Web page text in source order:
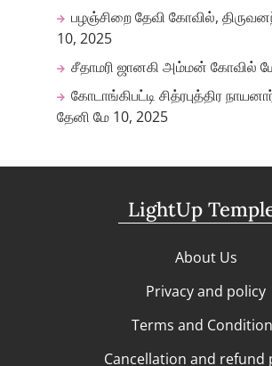
பழஞ்சிறை தேவி கோவில்,
10, 2025
சீதாமரி ஜானகி அம்மன் கோவில்
கோடாங்கிபட்டி சித்ரபுத்திர
தேனி மே 10, 2025
LightUp
About Us
Privacy and policy
Terms and
Cancellation and refund